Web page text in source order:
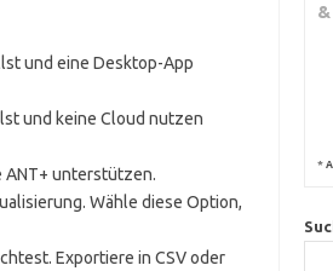
und eine Desktop-App
und keine Cloud nutzen
ANT+ unterstützen.
Wähle diese Option,
Exportiere in CSV oder
*